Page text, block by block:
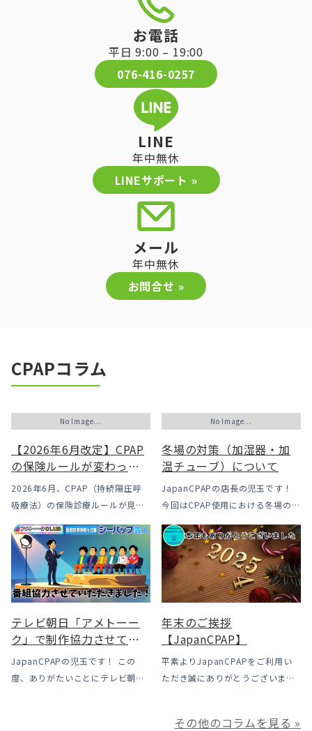
お電話
平日 9:00 – 19:00
076-416-0257
LINE
年中無休
LINEサポート »
メール
年中無休
お問合せ »
CPAPコラム
No Image...
【2026年6月改定】CPAP
の保険ルールが変わった
｜CPAPが使えなくなるか
も？変更のメリット・デ
う選択肢
2026年6月、CPAP（持続陽圧呼
吸療法）の保険診療ルールが見直
ルは下がった一方で、「続ける」
ための条件はこれまでより厳しく
なっています。この記事では、何
がどう変わったのかを患者様の立
場で […]
No Image...
冬場の対策（加湿器・加
温チューブ）について
JapanCPAPの店長の児玉です！
今回はCPAP使用における冬場のよ
露」についてのお話をさせて頂き
ます。 我々の拠点の北陸はCPAP
使用時に「乾燥・寒さ・結露」が
起こりやすい地域です、その […]
テレビ朝日「アメトーー
ク」で制作協力させてい
ただきました
JapanCPAPの児玉です！ この
度、ありがたいことにテレビ朝日
年末のご挨拶
【JapanCPAP】
平素よりJapanCPAPをご利用い
ただき誠にありがとうございま
利用いただき本当にありがとうご
その他のコラムを見る »